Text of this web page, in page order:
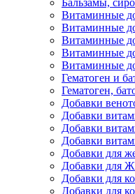
Бальзамы,
Витаминные
Витаминные
Витаминные
Витаминные
Витаминные
Гематоген и
Гематоген,
Добавки
Добавки
Добавки
Добавки
Добавки для
Добавки для
Добавки для
Добавки для